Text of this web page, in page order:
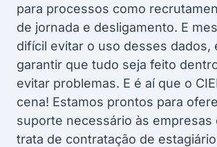
para processos como
de jornada e desligamento. E
difícil evitar o uso desses dados,
garantir que tudo seja feito
evitar problemas. E é aí que o
cena! Estamos prontos para
suporte necessário às empresas
trata de contratação de